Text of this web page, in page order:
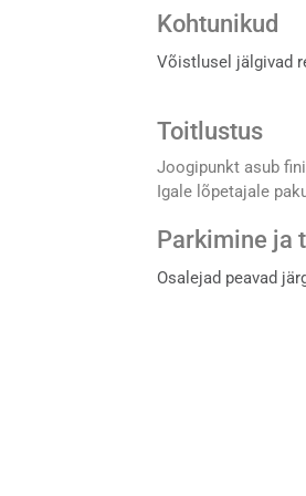
Kohtunikud
Võistlusel jälgivad
Toitlustus
Joogipunkt asub
Igale lõpetajale
Parkimine ja
Osalejad peavad